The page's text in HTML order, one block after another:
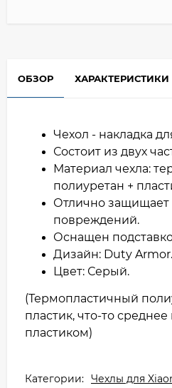
ОБЗОР ХАРАКТЕРИСТИКИ
Чехол - накладка
Состоит из двух
Материал чехла:
полиуретан +
Отлично защищает
повреждений.
Оснащен
Дизайн: Duty Armor.
Цвет: Серый.
(Термопластичный
пластик, что-то
пластиком)
Категории: Чехлы для